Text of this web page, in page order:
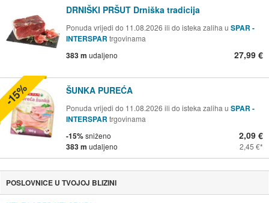
DRNIŠKI PRŠUT Drniška tradicija
Ponuda vrijedi do 11.08.2026 ili do isteka zaliha u SPAR -
INTERSPAR trgovinama
383 m udaljeno 27,99 €
ŠUNKA PUREĆA
Ponuda vrijedi do 11.08.2026 ili do isteka zaliha u SPAR -
INTERSPAR trgovinama
-15%sniženo
383 m udaljeno
2,09 €
2,45 €
-15%
POSLOVNICE U TVOJOJ BLIZINI